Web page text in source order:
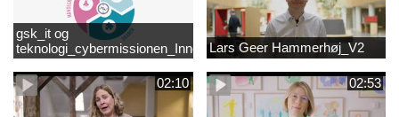
gsk_it og
teknologi_cybermissionen_InnovationscirklenLars Geer Hammerhøj_V2
02:10 02:53